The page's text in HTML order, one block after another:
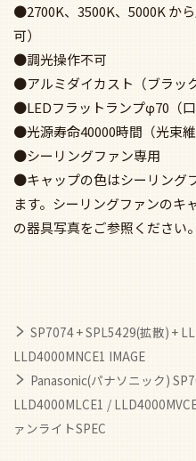
●2700K、3500K、5000K か
可）
●調光操作不可
●アルミダイカスト（ブラック
●LEDフラットランプφ70（
●光源寿命40000時間（光束維
●シーリングファン専用
●キャップの色はシーリング
ます。シーリングファンのキ
の器具写真をご参照ください。
SP7074 + SPL5429(拡散) +
LLD4000MNCE1 IMAGE
Panasonic(パナソニック)
LLD4000MLCE1 /
ァンライトSPEC